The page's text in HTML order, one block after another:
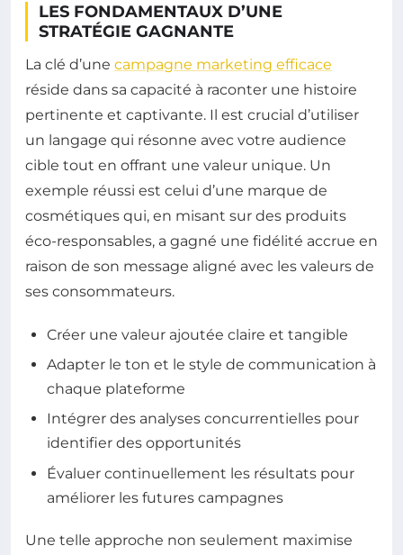
LES FONDAMENTAUX D’UNE
STRATÉGIE GAGNANTE
La clé d’une campagne marketing efficace
réside dans sa capacité à raconter une histoire
pertinente et captivante. Il est crucial d’utiliser
un langage qui résonne avec votre audience
cible tout en offrant une valeur unique. Un
exemple réussi est celui d’une marque de
cosmétiques qui, en misant sur des produits
éco-responsables, a gagné une fidélité accrue en
raison de son message aligné avec les valeurs de
ses consommateurs.
Créer une valeur ajoutée claire et tangible
Adapter le ton et le style de communication à
chaque plateforme
Intégrer des analyses concurrentielles pour
identifier des opportunités
Évaluer continuellement les résultats pour
améliorer les futures campagnes
Une telle approche non seulement maximise